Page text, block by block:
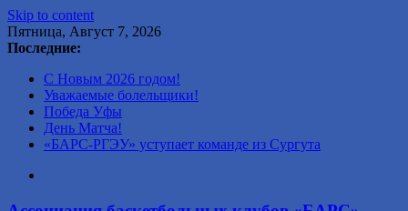
Skip to content
Пятница, Август 7, 2026
Последние:
С Новым 2026 годом!
Уважаемые болельщики!
Победа Уфы
День Матча!
«БАРС-РГЭУ» уступает команде из Сургута